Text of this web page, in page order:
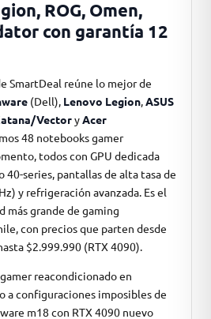
ROG, Omen,
con garantía 12
SmartDeal reúne lo mejor de
(Dell), Lenovo Legion,ASUS
VectoryAcer
48 notebooks gamer
todos con GPU dedicada
40-series, pantallas de alta tasa de
y refrigeración avanzada. Es el
más grande de gaming
con precios que parten desde
$2.999.990 (RTX 4090).
reacondicionado en
a configuraciones imposibles de
m18 con RTX 4090 nuevo